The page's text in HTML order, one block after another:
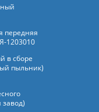
передняя
1203010
в сборе
пыльник)